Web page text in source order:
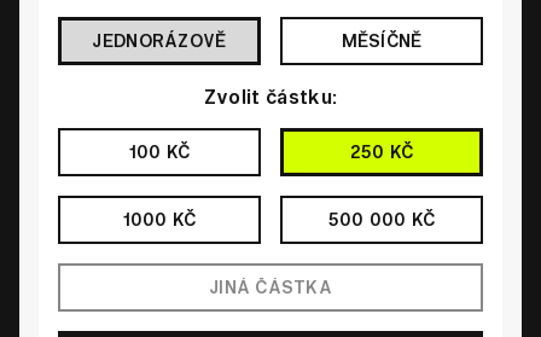
JEDNORÁZOVĚ MĚSÍČNĚ
Zvolit částku:
100 KČ 250 KČ
1000 KČ 500 000 KČ